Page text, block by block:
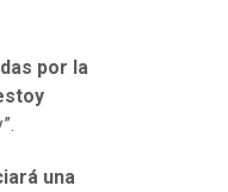
por la
una